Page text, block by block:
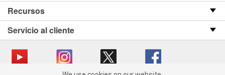
Recursos
Servicio al cliente